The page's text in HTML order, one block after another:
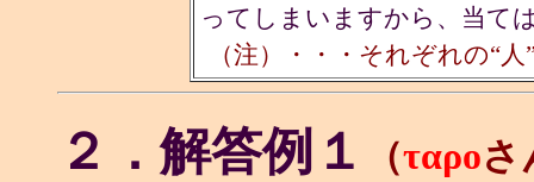
ってしまいますから、当て
（注）・・・それぞれの“
２．解答例１ （ταροさ